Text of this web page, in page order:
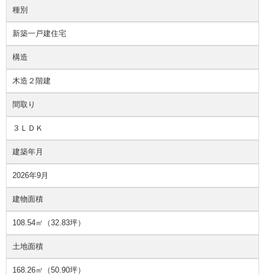
種別
新築一戸建住宅
構造
木造２階建
間取り
３ＬＤＫ
建築年月
2026年9月
建物面積
108.54㎡（32.83坪）
土地面積
168.26㎡（50.90坪）